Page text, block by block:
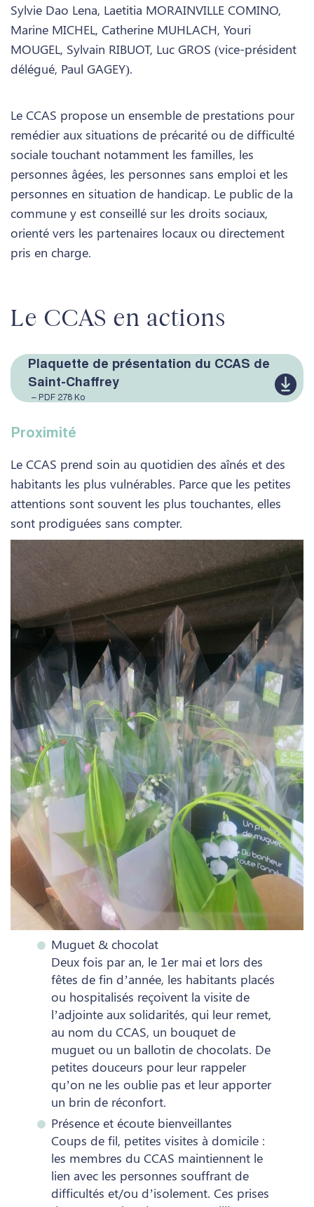
Sylvie Dao Lena, Laetitia MORAINVILLE COMINO,
Marine MICHEL, Catherine MUHLACH, Youri
MOUGEL, Sylvain RIBUOT, Luc GROS (vice-président
délégué, Paul GAGEY).
Le CCAS propose un ensemble de prestations pour
remédier aux situations de précarité ou de difficulté
sociale touchant notamment les familles, les
personnes âgées, les personnes sans emploi et les
personnes en situation de handicap. Le public de la
commune y est conseillé sur les droits sociaux,
orienté vers les partenaires locaux ou directement
pris en charge.
Le CCAS en actions
Plaquette de présentation du CCAS de
Saint-Chaffrey
– PDF 278 Ko
Proximité
Le CCAS prend soin au quotidien des aînés et des
habitants les plus vulnérables. Parce que les petites
attentions sont souvent les plus touchantes, elles
sont prodiguées sans compter.
Muguet & chocolat
Deux fois par an, le 1er mai et lors des
fêtes de fin d’année, les habitants placés
ou hospitalisés reçoivent la visite de
l’adjointe aux solidarités, qui leur remet,
au nom du CCAS, un bouquet de
muguet ou un ballotin de chocolats. De
petites douceurs pour leur rappeler
qu’on ne les oublie pas et leur apporter
un brin de réconfort.
Présence et écoute bienveillantes
Coups de fil, petites visites à domicile :
les membres du CCAS maintiennent le
lien avec les personnes souffrant de
difficultés et/ou d’isolement. Ces prises